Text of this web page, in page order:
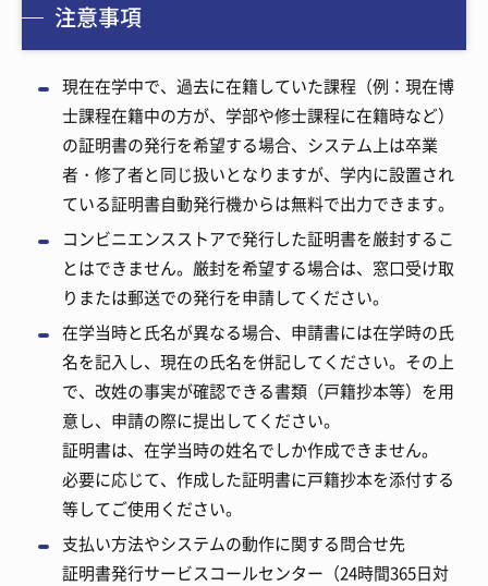
注意事項
現在在学中で、過去に在籍していた課程（例：現在博
士課程在籍中の方が、学部や修士課程に在籍時など）
の証明書の発行を希望する場合、システム上は卒業
者・修了者と同じ扱いとなりますが、学内に設置され
ている証明書自動発行機からは無料で出力できます。
コンビニエンスストアで発行した証明書を厳封するこ
とはできません。厳封を希望する場合は、窓口受け取
りまたは郵送での発行を申請してください。
在学当時と氏名が異なる場合、申請書には在学時の氏
名を記入し、現在の氏名を併記してください。その上
で、改姓の事実が確認できる書類（戸籍抄本等）を用
意し、申請の際に提出してください。
証明書は、在学当時の姓名でしか作成できません。
必要に応じて、作成した証明書に戸籍抄本を添付する
等してご使用ください。
支払い方法やシステムの動作に関する問合せ先
証明書発行サービスコールセンター（24時間365日対